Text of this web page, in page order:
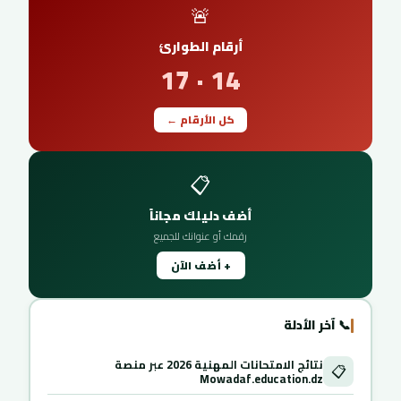
🚨
أرقام الطوارئ
14 · 17
كل الأرقام ←
📋
أضف دليلك مجاناً
رقمك أو عنوانك للجميع
+ أضف الآن
📞 آخر الأدلة
📋 نتائج الامتحانات المهنية 2026 عبر منصة
Mowadaf.education.dz